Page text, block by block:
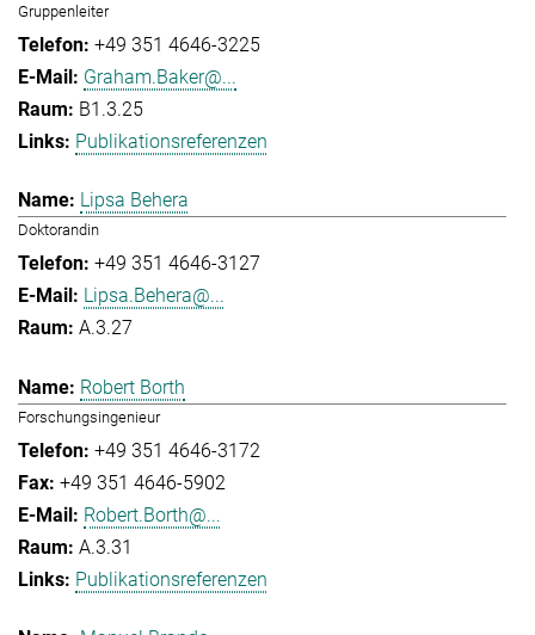
Gruppenleiter
+49 351 4646-3225
Graham.Baker@...
B1.3.25
Publikationsreferenzen
Lipsa Behera
Doktorandin
+49 351 4646-3127
Lipsa.Behera@...
A.3.27
Robert Borth
Forschungsingenieur
+49 351 4646-3172
+49 351 4646-5902
Robert.Borth@...
A.3.31
Publikationsreferenzen